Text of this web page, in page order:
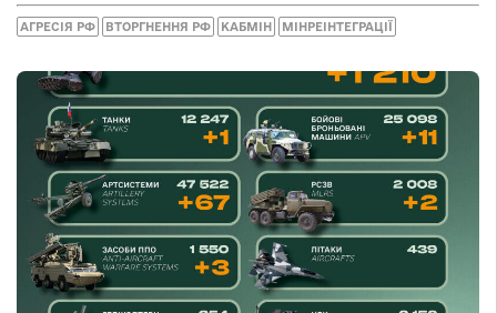
АГРЕСІЯ РФ ВТОРГНЕННЯ РФ КАБМІН МІНРЕІНТЕГРАЦІЇ